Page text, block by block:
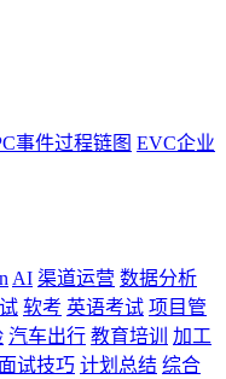
事件过程链图 EVC企业
AI 渠道运营 数据分析
软考 英语考试 项目管
汽车出行 教育培训
加工
面试技巧 计划总结 综合